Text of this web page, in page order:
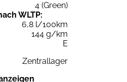
4 (Green)
WLTP:
6,8 l/100km
144 g/km
E
Zentrallager